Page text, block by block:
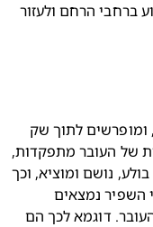
מצוואר הרחם או מהנרתיק, לאפשר לו לנוע ברחבי הרחם ולעזור
מים אלו נוצרים מקרום השפיר (האמניון), ומופרשים לתוך שק
ההריון. סביב שבועות 15-16, כאשר הכליות של העובר מתפקדות,
מקורם בעיקר בשתן של העובר, אותו הוא בולע, נושם ומוציא, וכך
מקיים מערכת איזון פנימית מחזורית. במי השפיר נמצאים
חומרים שונים המופרשים מהקרומים ומהעובר. דוגמא לכך הם